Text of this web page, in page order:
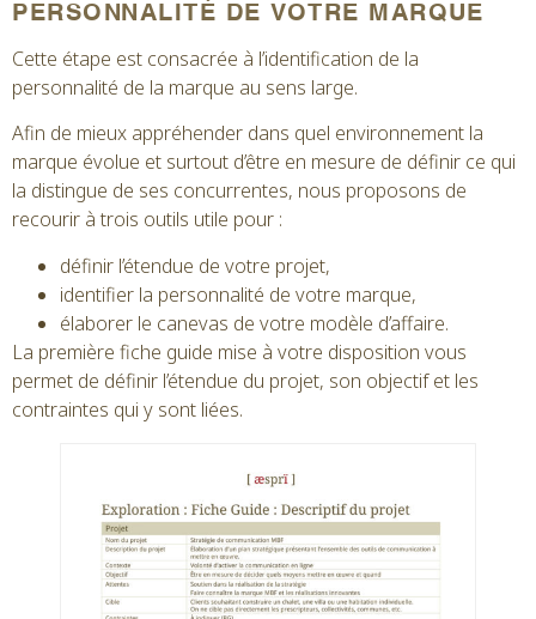
PERSONNALITÉ DE VOTRE MARQUE
Cette étape est consacrée à l’identification de la
personnalité de la marque au sens large.
Afin de mieux appréhender dans quel environnement la
marque évolue et surtout d’être en mesure de définir ce qui
la distingue de ses concurrentes, nous proposons de
recourir à trois outils utile pour :
définir l’étendue de votre projet,
identifier la personnalité de votre marque,
élaborer le canevas de votre modèle d’affaire.
La première fiche guide mise à votre disposition vous
permet de définir l’étendue du projet, son objectif et les
contraintes qui y sont liées.